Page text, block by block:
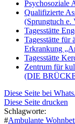
Psychosoziale
Qualifizierte
(Sprungtuch e.
Tagesstätte
Tagesstätte für
Erkrankung
Tagesstätte
Zentrum für
(DIE
Diese Seite bei
Diese Seite drucken
Schlagworte:
#Ambulante